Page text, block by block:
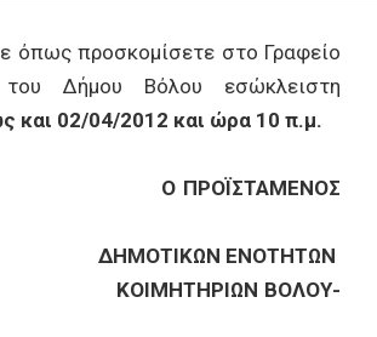
όπως προσκομίσετε στο Γραφείο
του Δήμου Βόλου εσώκλειστη
και 02/04/2012 και ώρα 10 π.μ.
ΕΝΟΤΗΤΩΝ
ΒΟΛΟΥ-